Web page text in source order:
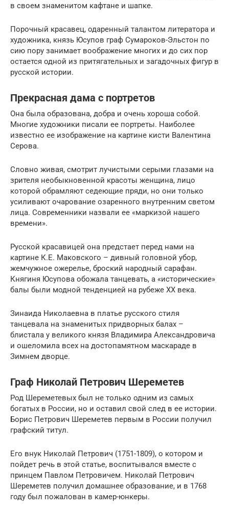
в своем знаменитом кафтане и шапке.
Порочный красавец, одаренный талантом литератора и
художника, князь Юсупов граф Сумароков-Эльстон по
сию пору занимает воображение многих и до сих пор
остается одной из притягательных и загадочных фигур в
русской истории.
Прекрасная дама с портретов
Она была образована, добра и очень хороша собой.
Многие художники писали ее портреты. Наиболее
известно ее изображение на картине кисти Валентина
Серова.
Словно живая, смотрит лучистыми серыми глазами на
зрителя необыкновенной красоты женщина, лицо
которой обрамляют седеющие пряди, но они только
усиливают очарование озаренного внутренним светом
лица. Современники назвали ее «маркизой нашего
времени».
Русской красавицей она предстает перед нами на
картине К.Е. Маковского – дивный головной убор,
жемчужное ожерелье, броский народный сарафан.
Княгиня Юсупова обожала танцевать, а «исторические»
балы были модной тенденцией на рубеже ХХ века.
Зинаида Николаевна в платье русского стиля
танцевала на знаменитых придворных балах –
блистала у великого князя Владимира Александровича
и ошеломила всех на достопамятном маскараде в
Зимнем дворце.
Граф Николай Петрович Шереметев
Род Шереметевых был не только одним из самых
богатых в России, но и оставил свой след в ее истории.
Борис Петрович Шереметев первым в России получил
графский титул.
Его внук Николай Петрович (1751-1809), о котором и
пойдет речь в этой статье, воспитывался вместе с
принцем Павлом Петровичем. Николай Петрович
Шереметев получил домашнее образование, и в 1768
году был пожалован в камер-юнкеры.